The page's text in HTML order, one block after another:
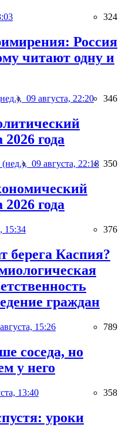
324
Россия
читают одну и
09 августа, 22:20 346
2026 года
09 августа, 22:18 350
2026 года
15:34 376
берега Каспия?
граждан
15:26 789
соседа, но
у него
13:40 358
уроки